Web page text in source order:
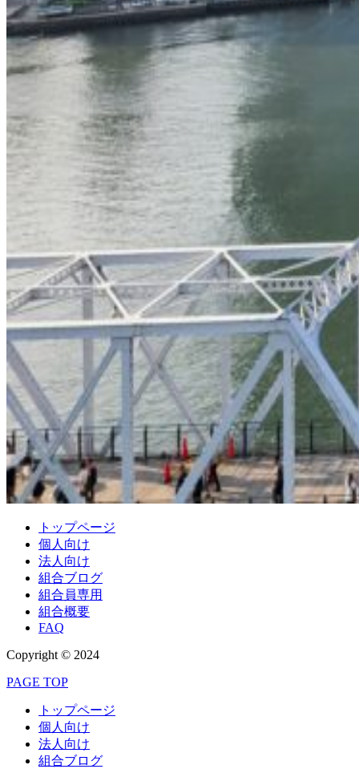
トップページ
個人向け
法人向け
組合ブログ
組合員専用
組合概要
FAQ
Copyright © 2024
PAGE TOP
トップページ
個人向け
法人向け
組合ブログ